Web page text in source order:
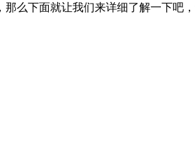
么下面就让我们来详细了解一下吧